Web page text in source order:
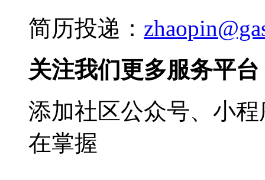
简历投递：
关注我们更多服务平台
添加社区公众号、小
在掌握